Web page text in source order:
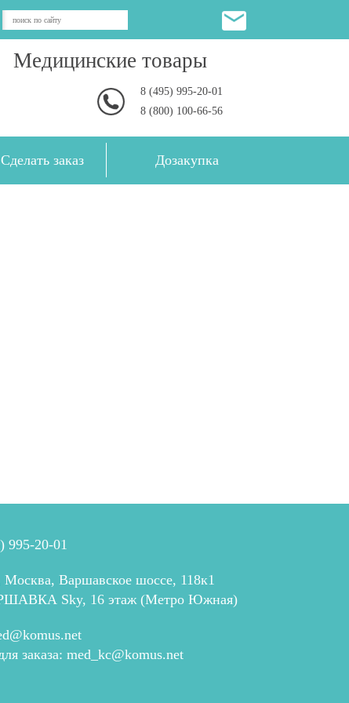
Медицинские товары
8 (495) 995-20-01
8 (800) 100-66-56
Сделать заказ Дозакупка
995-20-01
Москва, Варшавское шоссе, 118к1
Sky, 16 этаж (Метро Южная)
заказа: med_kc@komus.net